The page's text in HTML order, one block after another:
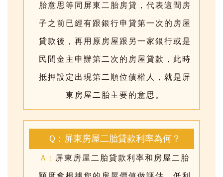
胎意思等同屏東二胎房貸 ，代表這間房
子之前已經有跟銀行申貸第一次的房屋
貸款後，再用原房屋跟另一家銀行或是
民間金主申辦第二次的房屋貸款，此時
抵押設定出現第二順位債權人，就是屏
東房屋二胎主要的意思。
Q：屏東房屋二胎貸款利率為何？
A： 屏東房屋二胎貸款利率和房屋二胎